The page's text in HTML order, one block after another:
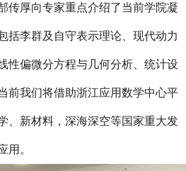
传厚向专家重点介绍了当前学院凝
括李群及自守表示理论、现代动力
性偏微分方程与几何分析、统计设
前我们将借助浙江应用数学中心平
、新材料，深海深空等国家重大发
用。